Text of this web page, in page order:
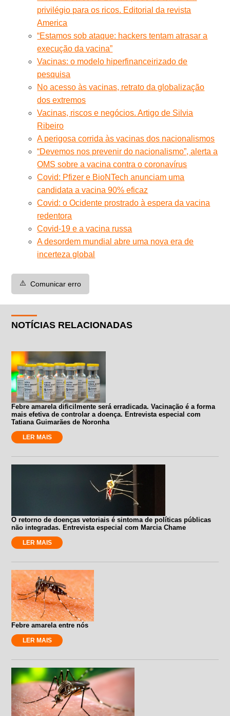
privilégio para os ricos. Editorial da revista
America
“Estamos sob ataque: hackers tentam atrasar a
execução da vacina”
Vacinas: o modelo hiperfinanceirizado de
pesquisa
No acesso às vacinas, retrato da globalização
dos extremos
Vacinas, riscos e negócios. Artigo de Silvia
Ribeiro
A perigosa corrida às vacinas dos nacionalismos
“Devemos nos prevenir do nacionalismo”, alerta a
OMS sobre a vacina contra o coronavírus
Covid: Pfizer e BioNTech anunciam uma
candidata a vacina 90% eficaz
Covid: o Ocidente prostrado à espera da vacina
redentora
Covid-19 e a vacina russa
A desordem mundial abre uma nova era de
incerteza global
⚠️ Comunicar erro
NOTÍCIAS RELACIONADAS
Febre amarela dificilmente será erradicada. Vacinação é a forma
mais efetiva de controlar a doença. Entrevista especial com
Tatiana Guimarães de Noronha
LER MAIS
O retorno de doenças vetoriais é sintoma de políticas públicas
não integradas. Entrevista especial com Marcia Chame
LER MAIS
Febre amarela entre nós
LER MAIS